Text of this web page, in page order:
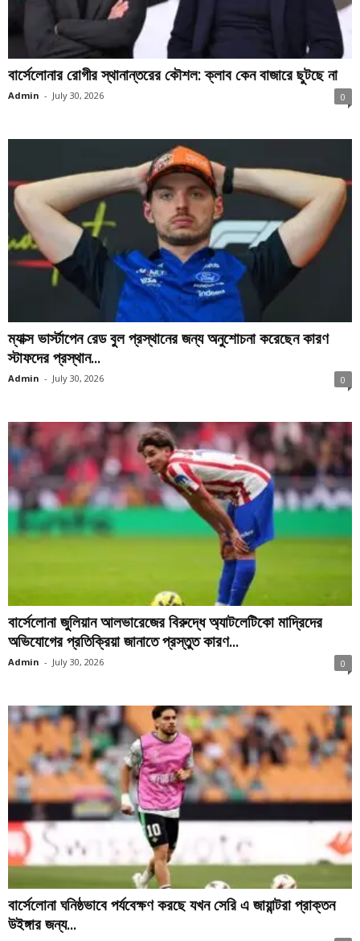
বার্সেলোনার রোগীর স্থানান্তরের কৌশল: ক্লাব কেন বাজারে ছুটছে না
Admin - July 30, 2026 0
ম্যাক্স ভার্স্টাপেন রেড বুল প্রস্থানের জন্য অনুশোচনা করেছেন কারণ
স্টাফদের প্রস্থান...
Admin - July 30, 2026 0
বার্সেলোনা জুলিয়ান আলভারেজের বিরুদ্ধে অ্যাটলেটিকো মাদ্রিদের
অভিযোগের প্রতিক্রিয়া জানাতে প্রস্তুত কারণ...
Admin - July 30, 2026 0
বার্সেলোনা ঘনিষ্ঠভাবে পর্যবেক্ষণ করছে যখন সেরি এ জায়ান্টরা প্রাক্তন
উইঙ্গার জন্য...